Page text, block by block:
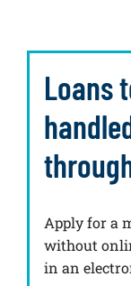
Loans
Apply for a
without
in an